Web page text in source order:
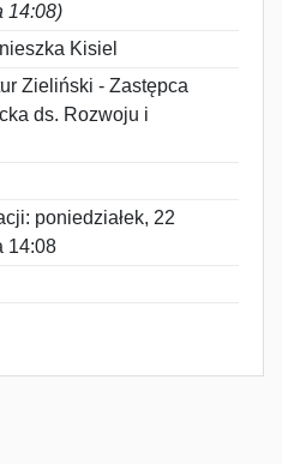
14:08)
Kisiel
Zieliński - Zastępca
ds. Rozwoju i
poniedziałek, 22
14:08